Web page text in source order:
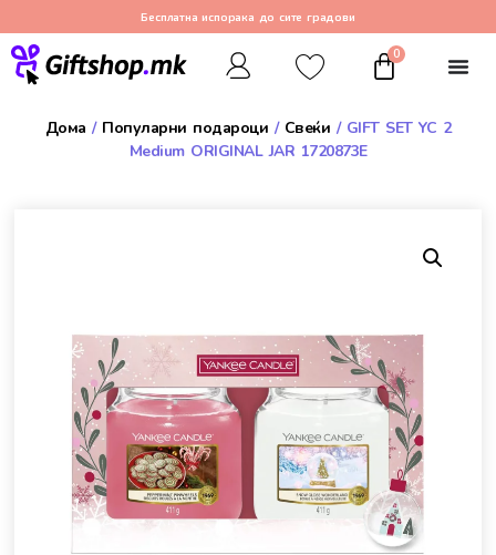
Бесплатна испорака до сите градови
0
Дома / Популарни подароци / Свеќи / GIFT SET YC 2
Medium ORIGINAL JAR 1720873E